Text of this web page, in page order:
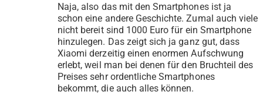
Naja, also das mit den Smartphones ist ja
schon eine andere Geschichte. Zumal auch viele
nicht bereit sind 1000 Euro für ein Smartphone
hinzulegen. Das zeigt sich ja ganz gut, dass
Xiaomi derzeitig einen enormen Aufschwung
erlebt, weil man bei denen für den Bruchteil des
Preises sehr ordentliche Smartphones
bekommt, die auch alles können.